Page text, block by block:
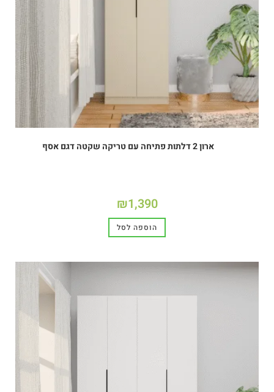
ארון 2 דלתות פתיחה עם טריקה שקטה דגם אסף
₪1,390
הוספה לסל